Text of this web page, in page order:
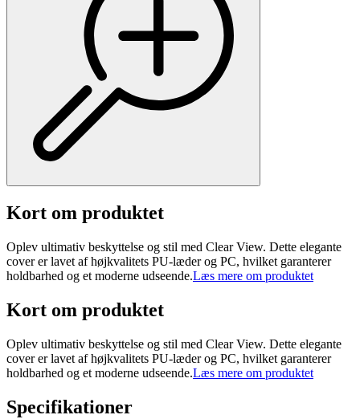
Kort om produktet
Oplev ultimativ beskyttelse og stil med Clear View. Dette elegante
cover er lavet af højkvalitets PU-læder og PC, hvilket garanterer
holdbarhed og et moderne udseende.Læs mere om produktet
Kort om produktet
Oplev ultimativ beskyttelse og stil med Clear View. Dette elegante
cover er lavet af højkvalitets PU-læder og PC, hvilket garanterer
holdbarhed og et moderne udseende.Læs mere om produktet
Specifikationer